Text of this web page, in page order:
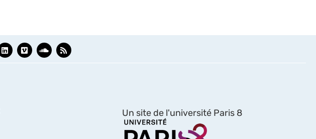
Un site de l'université Paris 8